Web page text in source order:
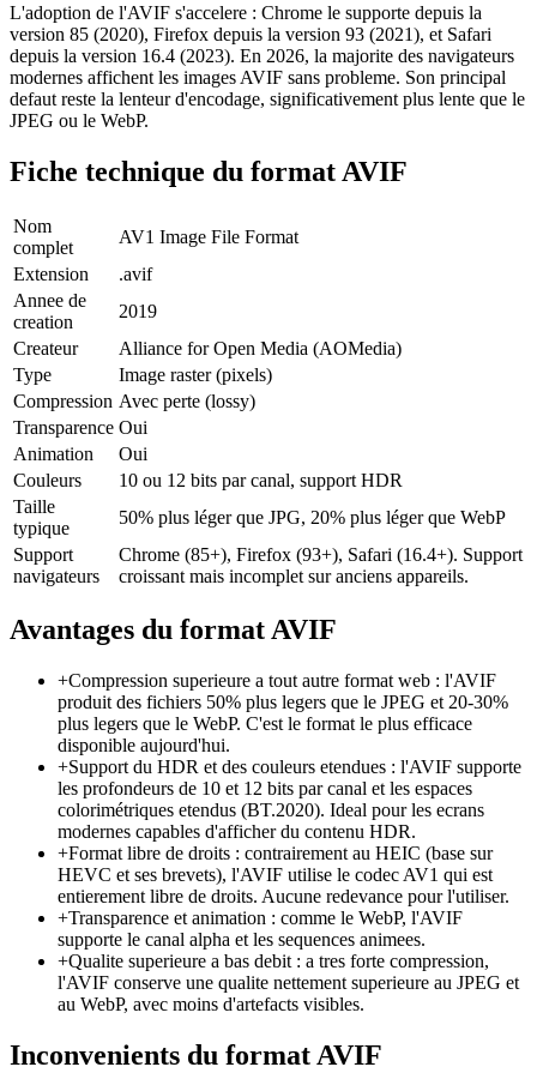
L'adoption de l'AVIF s'accelere : Chrome le supporte depuis la
version 85 (2020), Firefox depuis la version 93 (2021), et Safari
depuis la version 16.4 (2023). En 2026, la majorite des navigateurs
modernes affichent les images AVIF sans probleme. Son principal
defaut reste la lenteur d'encodage, significativement plus lente que le
JPEG ou le WebP.
Fiche technique du format AVIF
Nom
complet
AV1 Image File Format
Extension
.avif
Annee de
creation
2019
Createur
Alliance for Open Media (AOMedia)
Type
Image raster (pixels)
Compression Avec perte (lossy)
Transparence Oui
Animation
Oui
Couleurs
10 ou 12 bits par canal, support HDR
Taille
typique
50% plus léger que JPG, 20% plus léger que WebP
Support
navigateurs
Chrome (85+), Firefox (93+), Safari (16.4+). Support
croissant mais incomplet sur anciens appareils.
Avantages du formatAVIF
+Compression superieure a tout autre format web : l'AVIF
produit des fichiers 50% plus legers que le JPEG et 20-30%
plus legers que le WebP. C'est le format le plus efficace
disponible aujourd'hui.
+Support du HDR et des couleurs etendues : l'AVIF supporte
les profondeurs de 10 et 12 bits par canal et les espaces
colorimétriques etendus (BT.2020). Ideal pour les ecrans
modernes capables d'afficher du contenu HDR.
+Format libre de droits : contrairement au HEIC (base sur
HEVC et ses brevets), l'AVIF utilise le codec AV1 qui est
entierement libre de droits. Aucune redevance pour l'utiliser.
+Transparence et animation : comme le WebP, l'AVIF
supporte le canal alpha et les sequences animees.
+Qualite superieure a bas debit : a tres forte compression,
l'AVIF conserve une qualite nettement superieure au JPEG et
au WebP, avec moins d'artefacts visibles.
Inconvenients du formatAVIF